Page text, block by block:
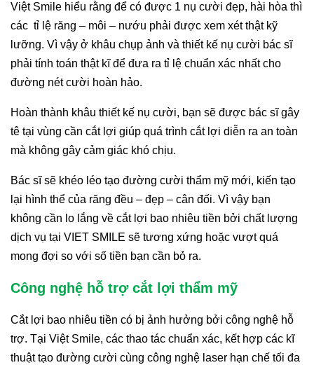
Việt Smile hiểu rằng để có được 1 nụ cười đẹp, hài hòa thì
các tỉ lệ răng – môi – nướu phải được xem xét thật kỹ
lưỡng. Vì vậy ở khâu chụp ảnh và thiết kế nụ cười bác sĩ
phải tính toán thật kĩ để đưa ra tỉ lệ chuẩn xác nhất cho
đường nét cười hoàn hảo.
Hoàn thành khâu thiết kế nụ cười, bạn sẽ được bác sĩ gây
tê tại vùng cần cắt lợi giúp quá trình cắt lợi diễn ra an toàn
mà không gây cảm giác khó chịu.
Bác sĩ sẽ khéo léo tạo đường cười thẩm mỹ mới, kiến tạo
lại hình thể của răng đều – đẹp – cân đối. Vì vậy bạn
không cần lo lắng về cắt lợi bao nhiêu tiền bởi chất lượng
dịch vụ tại VIET SMILE sẽ tương xứng hoặc vượt quá
mong đợi so với số tiền bạn cần bỏ ra.
Công nghệ hỗ trợ cắt lợi thẩm mỹ
Cắt lợi bao nhiêu tiền có bị ảnh hưởng bởi công nghệ hỗ
trợ. Tại Việt Smile, các thao tác chuẩn xác, kết hợp các kĩ
thuật tạo đường cười cùng công nghệ laser hạn chế tối đa